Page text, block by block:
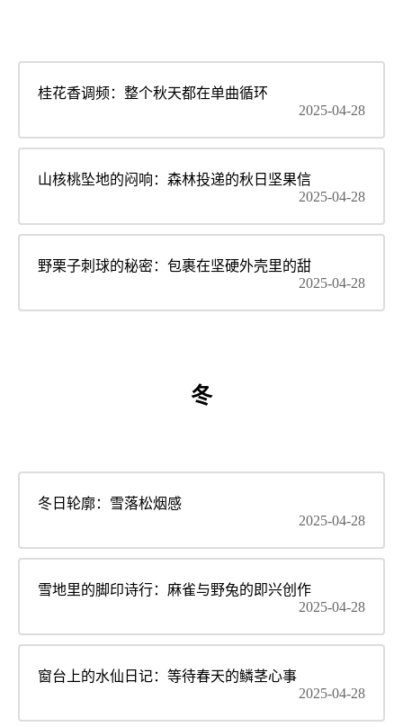
桂花香调频：整个秋天都在单曲循环
2025-04-28
山核桃坠地的闷响：森林投递的秋日坚果信
2025-04-28
野栗子刺球的秘密：包裹在坚硬外壳里的甜
2025-04-28
冬
冬日轮廓：雪落松烟感
2025-04-28
雪地里的脚印诗行：麻雀与野兔的即兴创作
2025-04-28
窗台上的水仙日记：等待春天的鳞茎心事
2025-04-28